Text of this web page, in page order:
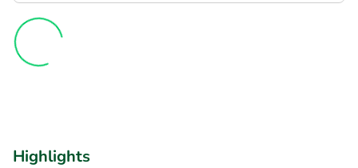
Highlights